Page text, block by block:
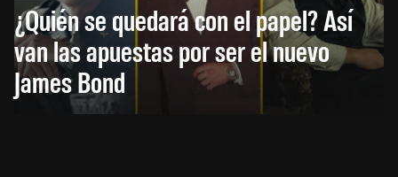
¿Quién se quedará con el papel? Así
van las apuestas por ser el nuevo
James Bond